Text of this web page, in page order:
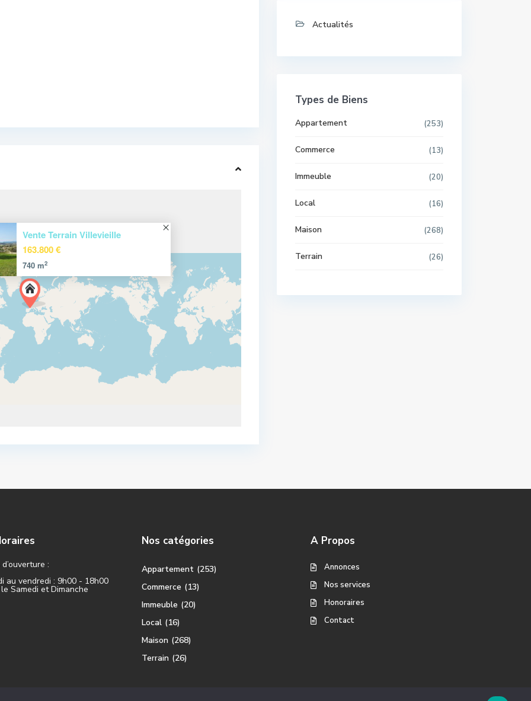
Vente Terrain Villevieille
163.800 €
740 m2
Actualités
Types de Biens
Appartement (253)
Commerce (13)
Immeuble (20)
Local (16)
Maison (268)
Terrain (26)
:
au vendredi : 9h00 - 18h00
Samedi et Dimanche
Nos catégories
Appartement (253)
Commerce (13)
Immeuble (20)
Local (16)
Maison (268)
Terrain (26)
A Propos
Annonces
Nos services
Honoraires
Contact